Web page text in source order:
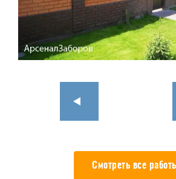
Смотреть все